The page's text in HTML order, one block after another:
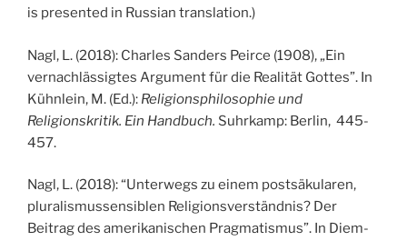
is presented in Russian translation.)
Nagl, L. (2018): Charles Sanders Peirce (1908), „Ein
vernachlässigtes Argument für die Realität Gottes”. In
Kühnlein, M. (Ed.): Religionsphilosophie und
Religionskritik. Ein Handbuch. Suhrkamp: Berlin, 445-
457.
Nagl, L. (2018): “Unterwegs zu einem postsäkularen,
pluralismussensiblen Religionsverständnis? Der
Beitrag des amerikanischen Pragmatismus”. In Diem-